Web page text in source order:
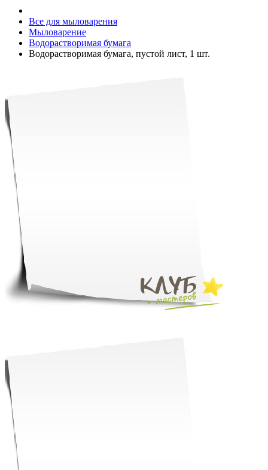
Все для мыловарения
Мыловарение
Водорастворимая бумага
Водорастворимая бумага, пустой лист, 1 шт.